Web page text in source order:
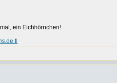
ein Eichhörnchen!